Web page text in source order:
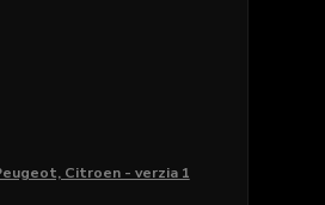
Citroen - verzia 1